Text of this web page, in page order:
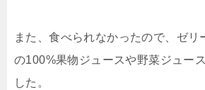
また、食べられなかったので、ゼリ
の100%果物ジュースや野菜ジュー
した。